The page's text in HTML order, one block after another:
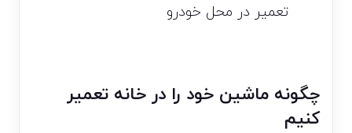
تعمیر در محل خودرو
چگونه ماشین خود را در خانه تعمیر
کنیم